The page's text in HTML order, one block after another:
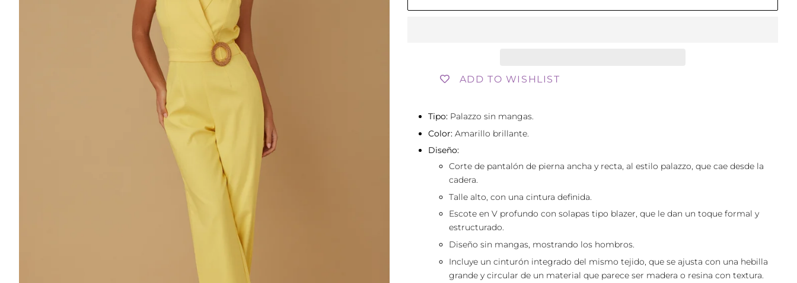
ADD TO WISHLIST
Tipo: Palazzo sin mangas.
Color: Amarillo brillante.
Diseño:
Corte de pantalón de pierna ancha y recta, al estilo palazzo, que cae desde la
cadera.
Talle alto, con una cintura definida.
Escote en V profundo con solapas tipo blazer, que le dan un toque formal y
estructurado.
Diseño sin mangas, mostrando los hombros.
Incluye un cinturón integrado del mismo tejido, que se ajusta con una hebilla
grande y circular de un material que parece ser madera o resina con textura.